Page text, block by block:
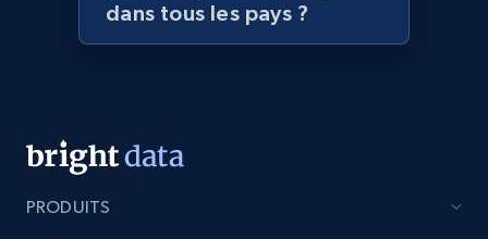
price, Currency, Stock, and more.
988+
dans tous les pays ?
PRODUITS